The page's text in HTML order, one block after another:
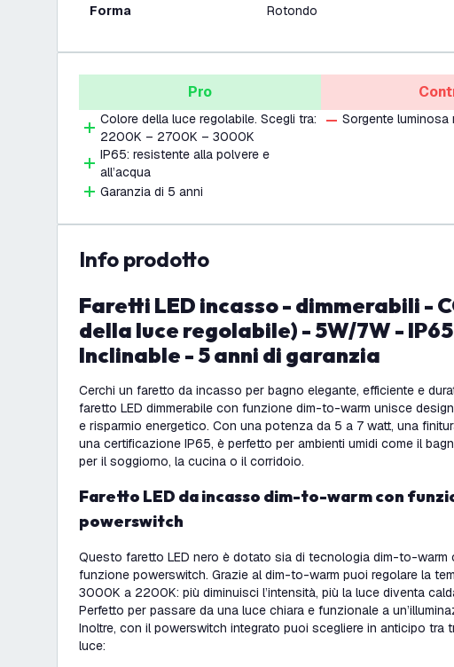
Forma Rotondo
Pro
Colore della luce regolabile. Scegli tra:
2200K – 2700K – 3000K
IP65: resistente alla polvere e
all’acqua
Garanzia di 5 anni
Sorgente
info prodotto
Faretti LED incasso - dimmerabili - CCT (Colore
della luce regolabile) - 5W/7W -
Inclinable - 5 anni di garanzia
Cerchi un faretto da incasso per bagno elegante, efficiente e
faretto LED dimmerabile con funzione dim-to-warm unisce
e risparmio energetico. Con una potenza da 5 a 7 watt, una
una certificazione IP65, è perfetto per ambienti umidi come il
per il soggiorno, la cucina o il corridoio.
Faretto LED da incasso dim-to-warm con funzione
powerswitch
Questo faretto LED nero è dotato sia di tecnologia dim-to-warm
funzione powerswitch. Grazie al dim-to-warm puoi regolare la
3000K a 2200K: più diminuisci l’intensità, più la luce diventa
Perfetto per passare da una luce chiara e funzionale a
Inoltre, con il powerswitch integrato puoi scegliere in anticipo tra
luce: